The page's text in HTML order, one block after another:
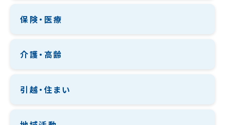
保険・医療
介護・高齢
引越・住まい